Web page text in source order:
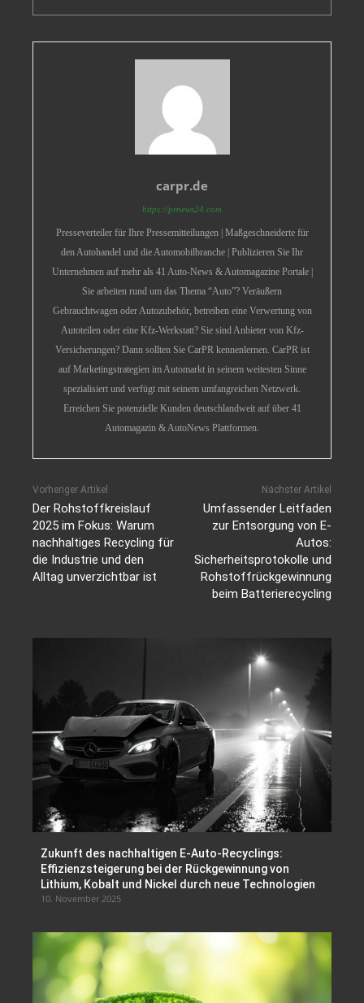
carpr.de
https://prnews24.com
Presseverteiler für Ihre Pressemitteilungen | Maßgeschneiderte für
den Autohandel und die Automobilbranche | Publizieren Sie Ihr
Unternehmen auf mehr als 41 Auto-News & Automagazine Portale |
Sie arbeiten rund um das Thema “Auto”? Veräußern
Gebrauchtwagen oder Autozubehör, betreiben eine Verwertung von
Autoteilen oder eine Kfz-Werkstatt? Sie sind Anbieter von Kfz-
Versicherungen? Dann sollten Sie CarPR kennenlernen. CarPR ist
auf Marketingstrategien im Automarkt in seinem weitesten Sinne
spezialisiert und verfügt mit seinem umfangreichen Netzwerk.
Erreichen Sie potenzielle Kunden deutschlandweit auf über 41
Automagazin & AutoNews Plattformen.
Vorheriger Artikel
Der Rohstoffkreislauf
2025 im Fokus: Warum
nachhaltiges Recycling für
die Industrie und den
Alltag unverzichtbar ist
Nächster Artikel
Umfassender Leitfaden
zur Entsorgung von E-
Autos:
Sicherheitsprotokolle und
Rohstoffrückgewinnung
beim Batterierecycling
Zukunft des nachhaltigen E-Auto-Recyclings:
Effizienzsteigerung bei der Rückgewinnung von
Lithium, Kobalt und Nickel durch neue Technologien
10. November 2025